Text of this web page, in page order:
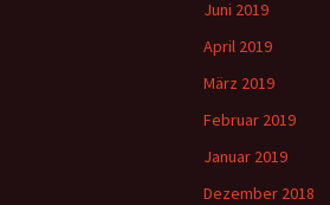
Juni 2019
April 2019
März 2019
Februar 2019
Januar 2019
Dezember 2018